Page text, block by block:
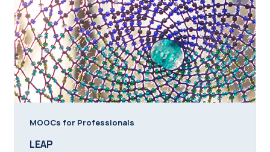
MOOCs for Professionals
LEAP